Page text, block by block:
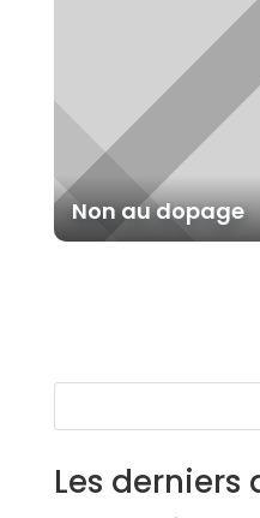
Non au dopage
Les derniers